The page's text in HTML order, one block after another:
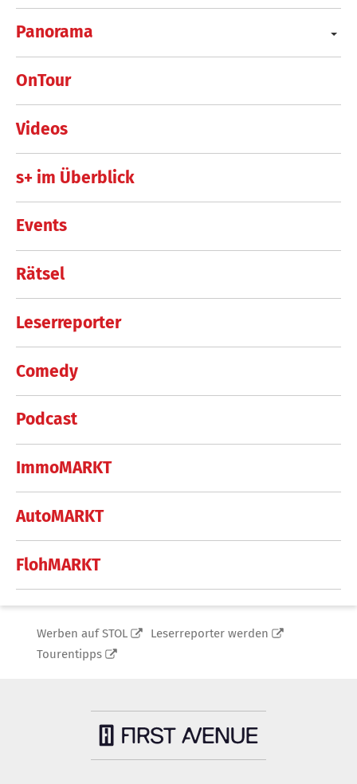
Panorama
OnTour
Videos
s+ im Überblick
Events
Rätsel
Leserreporter
Comedy
Podcast
ImmoMARKT
AutoMARKT
FlohMARKT
Werben auf STOL
Leserreporter werden
Tourentipps